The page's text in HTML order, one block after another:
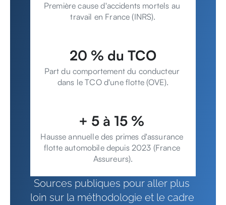
Première cause d'accidents mortels au
travail en France (INRS).
20 % du TCO
Part du comportement du conducteur
dans le TCO d'une flotte (OVE).
+ 5 à 15 %
Hausse annuelle des primes d'assurance
flotte automobile depuis 2023 (France
Assureurs).
Sources publiques pour aller plus
loin sur la méthodologie et le cadre